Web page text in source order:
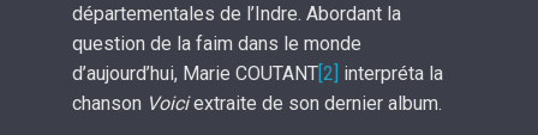
départementales de l’Indre. Abordant la
question de la faim dans le monde
d’aujourd’hui, Marie COUTANT [2] interpréta la
chanson Voiciextraite de son dernier album.